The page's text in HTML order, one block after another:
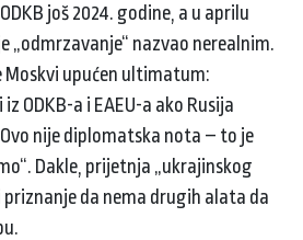
još 2024. godine, a u aprilu
„odmrzavanje“ nazvao nerealnim.
Moskvi upućen ultimatum:
ODKB-a i EAEU-a ako Rusija
nije diplomatska nota – to je
Dakle, prijetnja „ukrajinskog
priznanje da nema drugih alata da